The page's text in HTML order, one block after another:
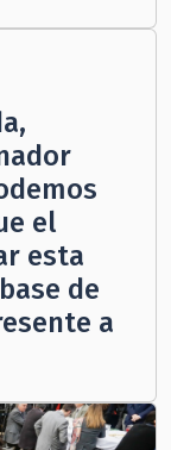
el
esta
de
a